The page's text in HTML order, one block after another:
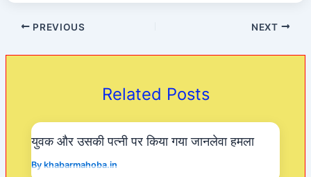
c
e
b
k
at
s
A
a
m
PREVIOUS NEXT
Related Posts
युवक और उसकी पत्नी पर किया गया जानलेवा हमला
Bykhabarmahoba.in